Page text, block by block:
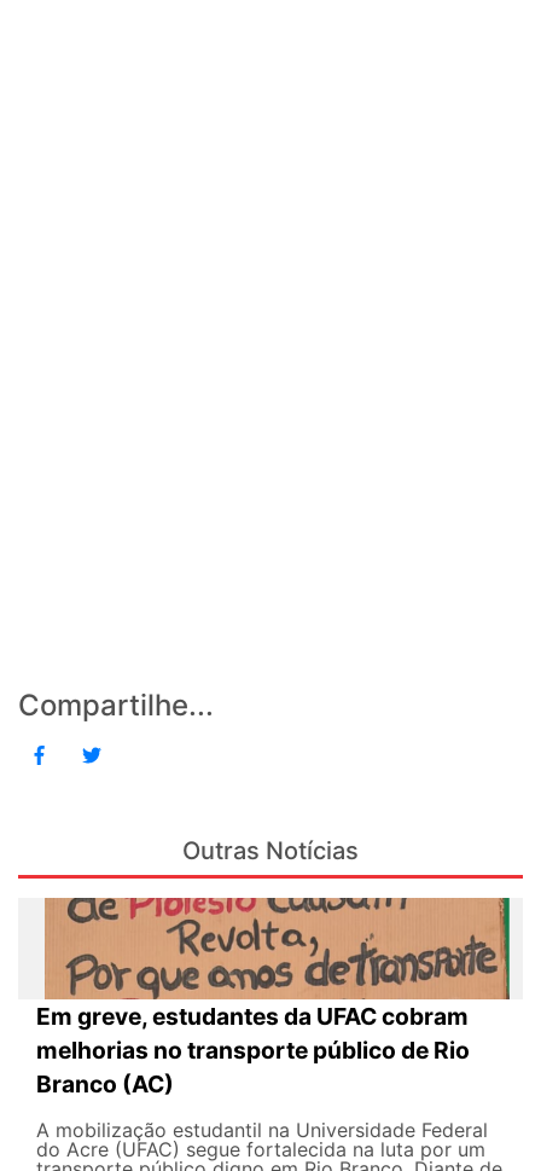
Compartilhe...
Outras Notícias
Em greve, estudantes da UFAC cobram
melhorias no transporte público de Rio
Branco (AC)
A mobilização estudantil na Universidade Federal
do Acre (UFAC) segue fortalecida na luta por um